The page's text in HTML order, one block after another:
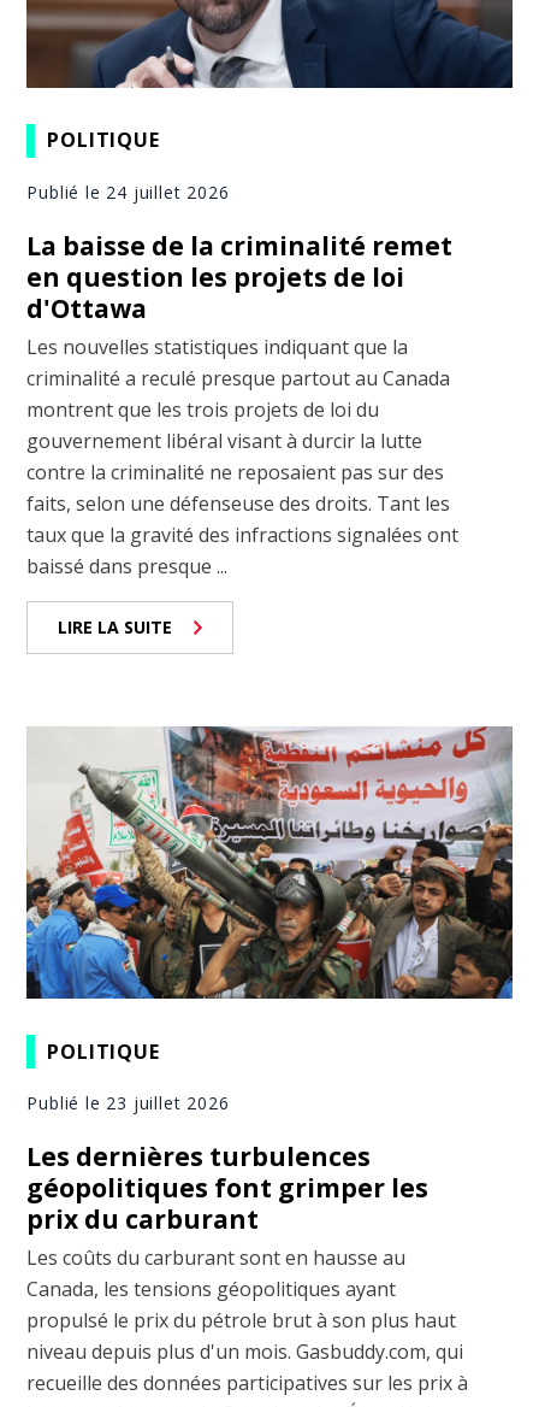
POLITIQUE
Publié le 24 juillet 2026
La baisse de la criminalité remet
en question les projets de loi
d'Ottawa
Les nouvelles statistiques indiquant que la
criminalité a reculé presque partout au Canada
montrent que les trois projets de loi du
gouvernement libéral visant à durcir la lutte
contre la criminalité ne reposaient pas sur des
faits, selon une défenseuse des droits. Tant les
taux que la gravité des infractions signalées ont
baissé dans presque ...
LIRE LA SUITE
POLITIQUE
Publié le 23 juillet 2026
Les dernières turbulences
géopolitiques font grimper les
prix du carburant
Les coûts du carburant sont en hausse au
Canada, les tensions géopolitiques ayant
propulsé le prix du pétrole brut à son plus haut
niveau depuis plus d'un mois. Gasbuddy.com, qui
recueille des données participatives sur les prix à